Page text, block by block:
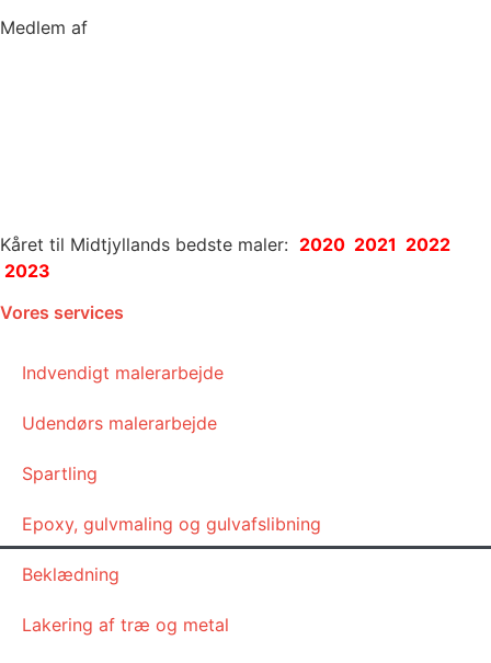
Medlem af
Kåret til Midtjyllands bedste maler: 2020 2021 2022
2023
Vores services
Indvendigt malerarbejde
Udendørs malerarbejde
Spartling
Epoxy, gulvmaling og gulvafslibning
Beklædning
Lakering af træ og metal